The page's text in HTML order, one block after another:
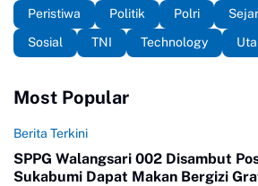
Peristiwa
Politik Polri
Sosial
TNI Technology
Most Popular
Berita Terkini
SPPG Walangsari 002 Disambut
Sukabumi Dapat Makan Bergizi